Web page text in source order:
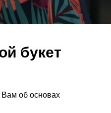
букет
об основах